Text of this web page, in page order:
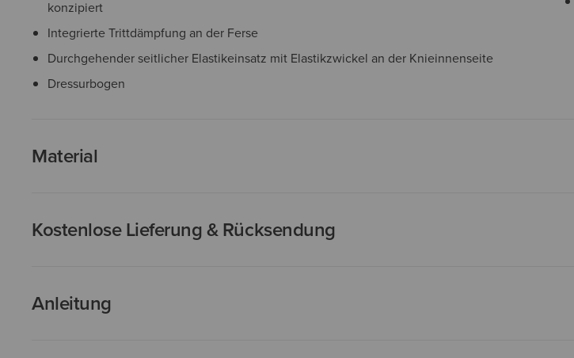
konzipiert
Integrierte Trittdämpfung an der Ferse
Durchgehender seitlicher Elastikeinsatz mit Elastikzwickel an der Knieinnenseite
Dressurbogen
Material
Kostenlose Lieferung & Rücksendung
Anleitung